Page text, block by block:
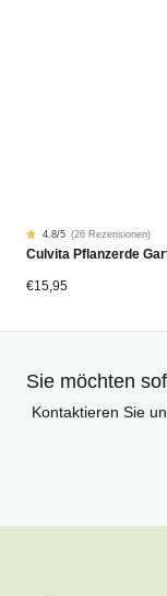
Rated
4.77
von
26
Kundenstimmen
4.8/5 (26 Rezensionen)
€15,95
Sie möchten
Kontaktieren Sie